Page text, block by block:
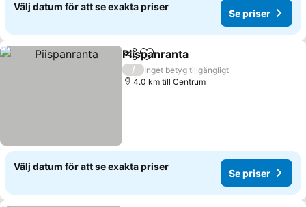
Välj datum för att se exakta priser
Se priser
Dela Lägg till i Mina Favoriter
Piispanranta
/
Inget betyg tillgängligt
4.0 km till Centrum
Välj datum för att se exakta priser
Se priser